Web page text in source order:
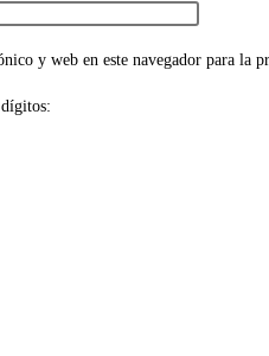
y web en este navegador para la